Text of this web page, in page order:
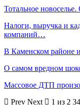
Тотальное
Налоги, выручка и
компаний…
В Каменском районе
О самом вредном
Массовое ДТП
Prev Next
1 из 2